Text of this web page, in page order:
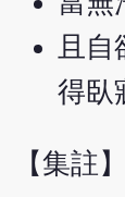
且
得臥
【集註】